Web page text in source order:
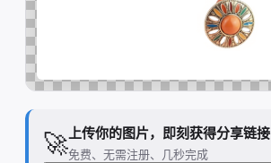
🚀上传你的图片，即刻获得分享链接
免费、无需注册、几秒完成